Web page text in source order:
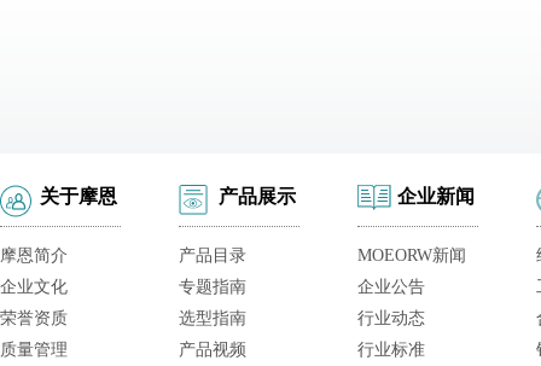
关于摩恩
摩恩简介
企业文化
荣誉资质
质量管理
产品展示
产品目录
专题指南
选型指南
产品视频
企业新闻
MOEORW新闻
企业公告
行业动态
行业标准